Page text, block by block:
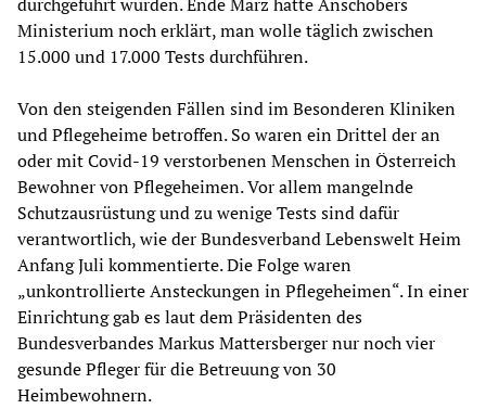
durchgeführt wurden. Ende März hatte Anschobers
Ministerium noch erklärt, man wolle täglich zwischen
15.000 und 17.000 Tests durchführen.
Von den steigenden Fällen sind im Besonderen Kliniken
und Pflegeheime betroffen. So waren ein Drittel der an
oder mit Covid-19 verstorbenen Menschen in Österreich
Bewohner von Pflegeheimen. Vor allem mangelnde
Schutzausrüstung und zu wenige Tests sind dafür
verantwortlich, wie der Bundesverband Lebenswelt Heim
Anfang Juli kommentierte. Die Folge waren
„unkontrollierte Ansteckungen in Pflegeheimen“. In einer
Einrichtung gab es laut dem Präsidenten des
Bundesverbandes Markus Mattersberger nur noch vier
gesunde Pfleger für die Betreuung von 30
Heimbewohnern.